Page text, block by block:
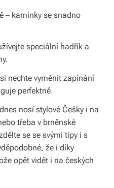
– kamínky se snadno
speciální hadřík a
nechte vyměnit zapínání
perfektně.
nosí stylové Češky i na
třeba v brněnské
se se svými tipy i s
že i díky
opět vidět i na českých